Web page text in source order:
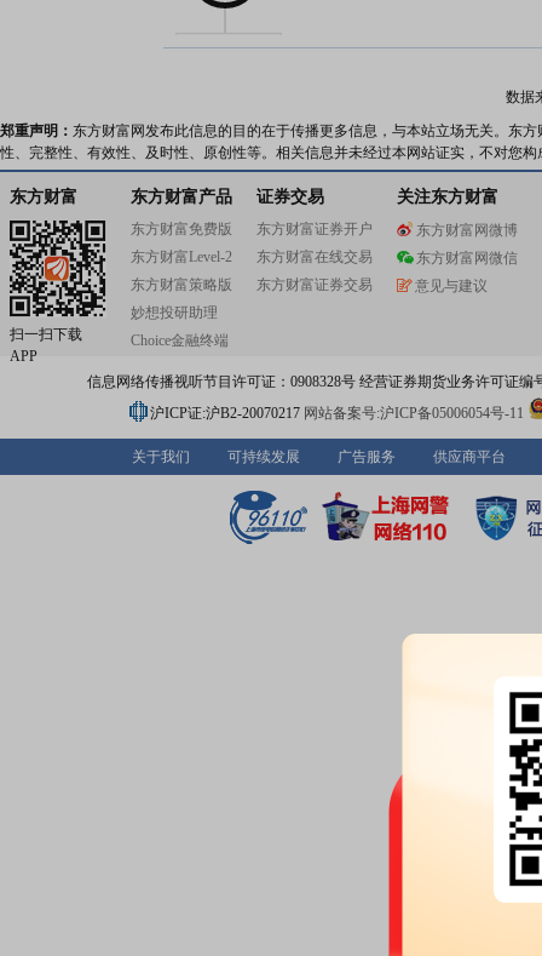
2026-05-01
事及高级管理人员减持股份结果
高管持股：2026年05月01日公
2026-04-30
2026-04-25
业绩报表：
2025年年报归属净
每股收益0.2148元
业绩报表：2026年一季报归属净
本每股收益-0.0489元
2026年04月25日公
2026年04月25日发布《
立董事专门会议工作制度(2026
2026年04月25日公
预约披露日：
2026年第一季度
2025年年报预约
2026年04月25日公
2026年04月25日公
数据
郑重声明： 东方财富网发布此信息的目的在于传播更多信息，与本站立场无关。东
性、完整性、有效性、及时性、原创性等。相关信息并未经过本网站证实，不对您
东方财富
扫一扫下载
APP
东方财富产品
东方财富免费版
东方财富Level-2
东方财富策略版
妙想投研助理
Choice金融终端
证券交易
东方财富证券开户
东方财富在线交易
东方财富证券交易
关注东方财富
东方财富网微博
东方财富网微信
意见与建议
信息网络传播视听节目许可证：0908328号 经营证券期货业务许可证编
沪ICP证:沪B2-20070217 网站备案号:沪ICP备05006054号-11
关于我们 可持续发展 广告服务 供应商平台